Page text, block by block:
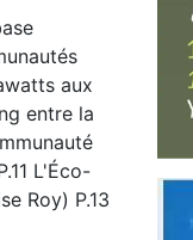
aux
entre la
L'Éco-
Roy) P.13